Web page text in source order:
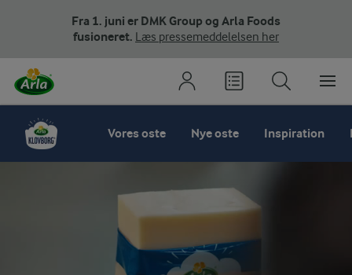
Fra 1. juni er DMK Group og Arla Foods
fusioneret. Læs pressemeddelelsen her
Vores oste Nye oste Inspiration